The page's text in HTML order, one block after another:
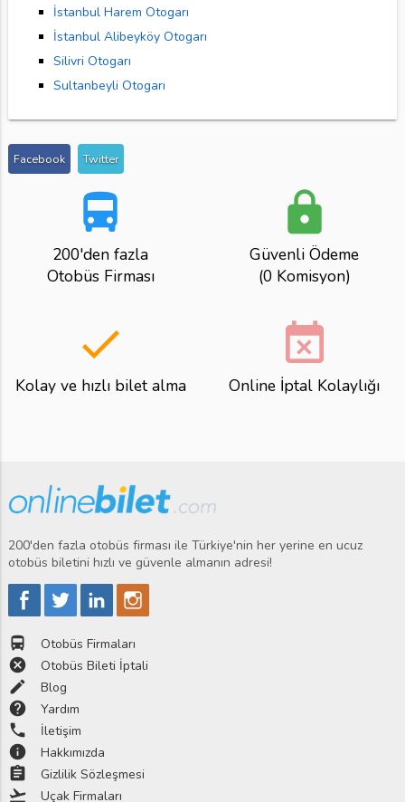
İstanbul Harem Otogarı
İstanbul Alibeyköy Otogarı
Silivri Otogarı
Sultanbeyli Otogarı
Facebook Twitter
directions_bus
200'den fazla
Otobüs Firması
lock
Güvenli Ödeme
(0 Komisyon)
done
Kolay ve hızlı bilet alma
event_busy
Online İptal Kolaylığı
200'den fazla otobüs firması ile Türkiye'nin her yerine en ucuz
otobüs biletini hızlı ve güvenle almanın adresi!
directions_bus Otobüs Firmaları
cancel Otobüs Bileti İptali
edit Blog
help Yardım
phone İletişim
info Hakkımızda
assignment Gizlilik Sözleşmesi
flight_takeoff Uçak Firmaları